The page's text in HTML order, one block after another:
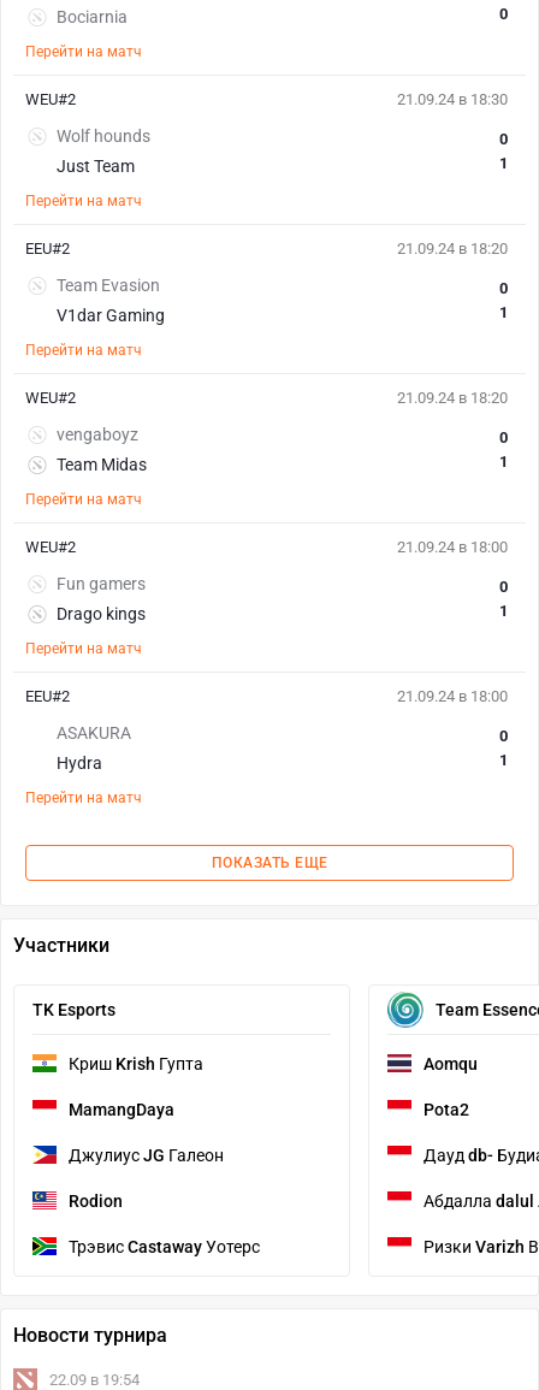
Bociarnia 0
Перейти на матч
21.09.24 в 18:30
Wolf hounds
Just Team
0
1
Перейти на матч
WEU#2
21.09.24 в 18:20
Team Evasion
V1dar Gaming
0
1
Перейти на матч
EEU#2
21.09.24 в 18:20
vengaboyz
Team Midas
0
1
Перейти на матч
WEU#2
21.09.24 в 18:00
Fun gamers
Drago kings
0
1
Перейти на матч
WEU#2
21.09.24 в 18:00
ASAKURA
Hydra
0
1
Перейти на матч
EEU#2
ПОКАЗАТЬ ЕЩЕ
Участники
TK Esports
Криш Krish Гупта
MamangDaya
ДжулиусJG Галеон
Rodion
ТрэвисCastawayУотерс
Team
Aomqu
Pota2
Даудdb-
Абдалла dalul
Ризки Varizh
Новости турнира
22.09 в 19:54